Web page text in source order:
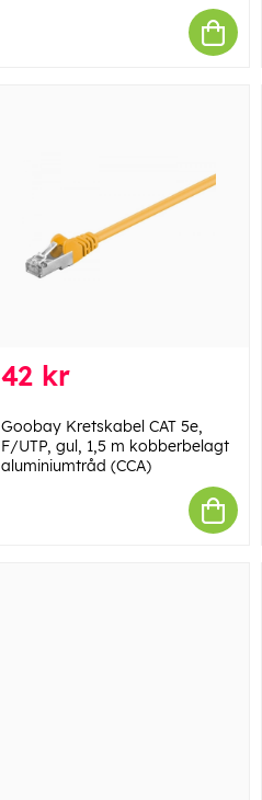
42 kr
Goobay Kretskabel CAT 5e,
F/UTP, gul, 1,5 m kobberbelagt
aluminiumtråd (CCA)